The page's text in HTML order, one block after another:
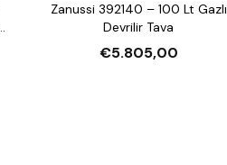
Zanussi 392140 – 100 Lt Gazlı
Devrilir Tava
€5.805,00